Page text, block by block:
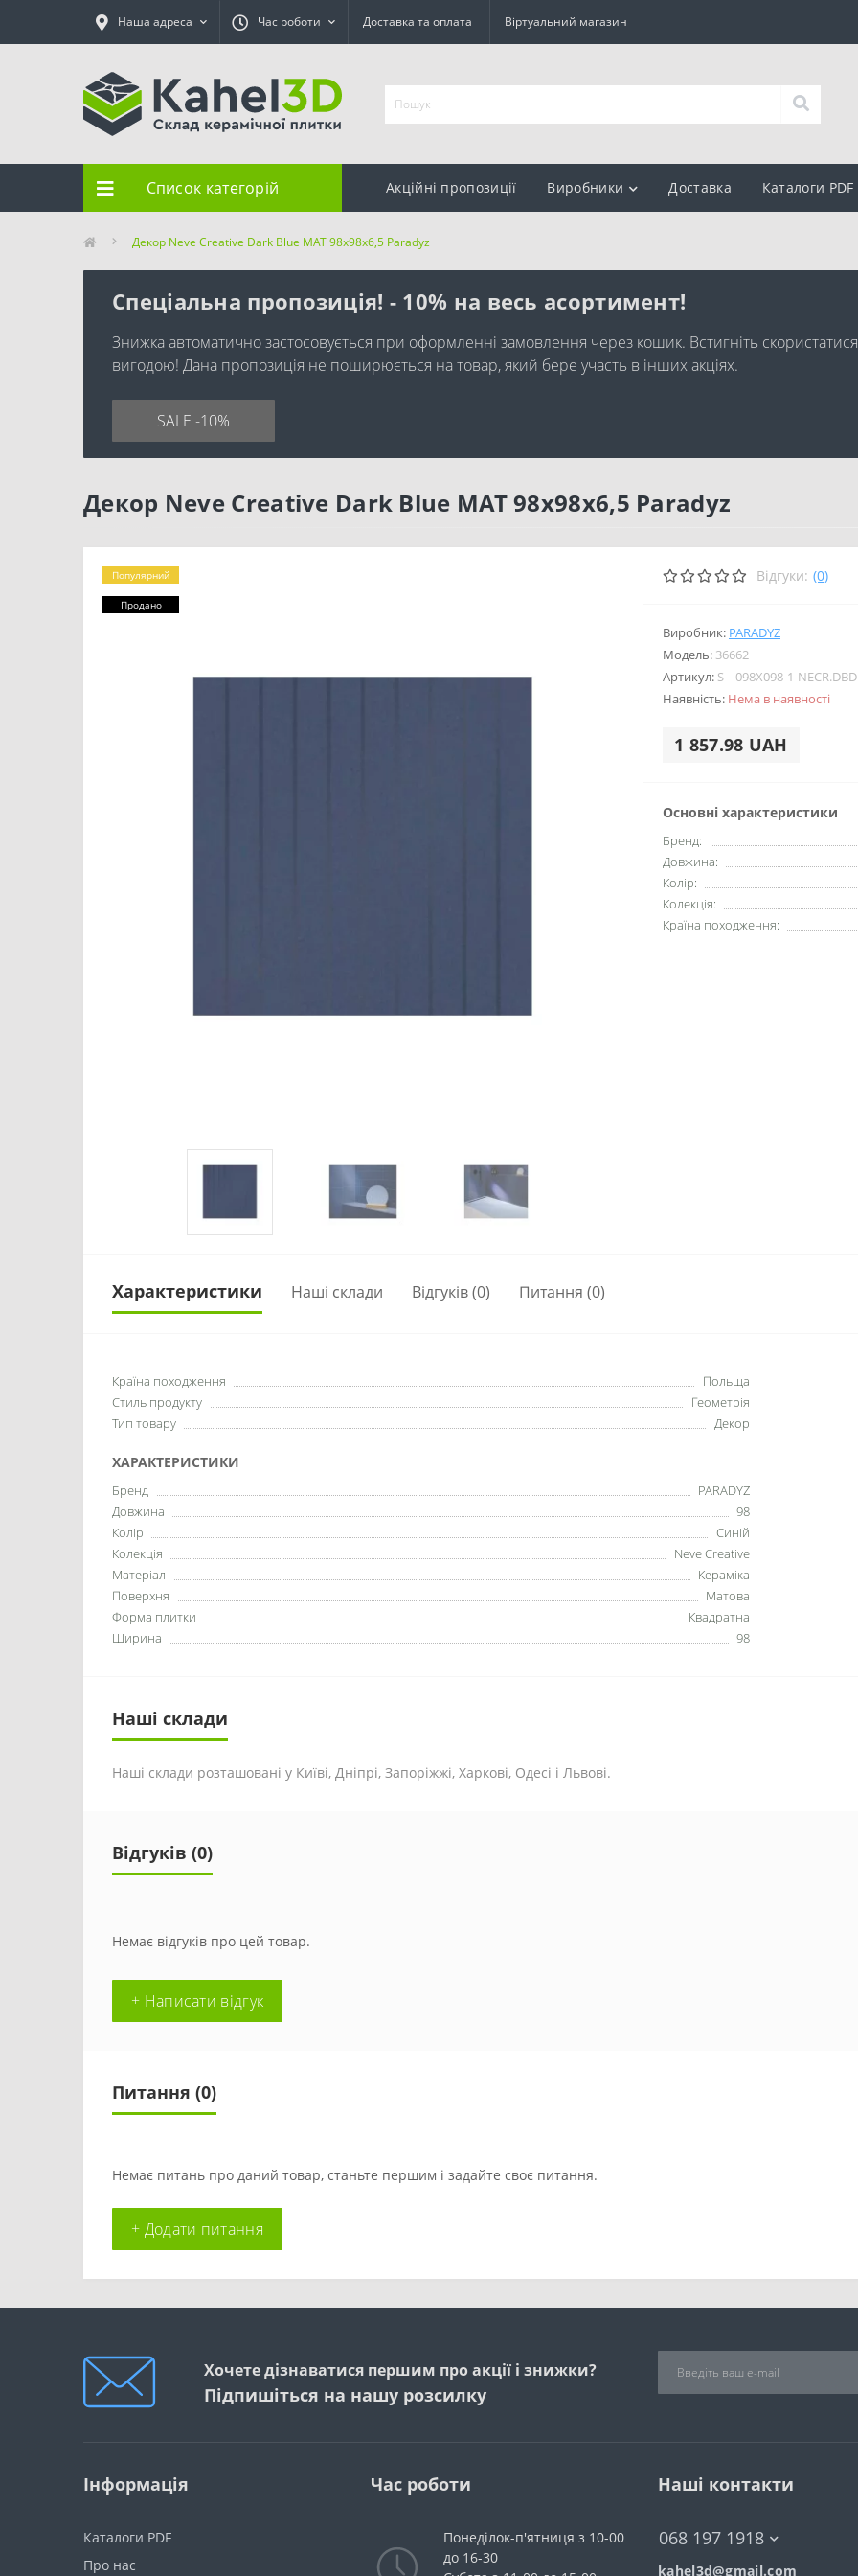
Наша адреса Час роботи Доставка та оплата Віртуальний магазин
Список категорій Акційні пропозиції Виробники Доставка Каталоги PDF
Декор Neve Creative Dark Blue MAT 98x98x6,5 Paradyz
Спеціальна пропозиція! - 10% на весь асортимент!
Знижка автоматично застосовується при оформленні замовлення через кошик. Встигніть скористатися
вигодою! Дана пропозиція не поширюється на товар, який бере участь в інших акціях.
SALE -10%
Декор Neve Creative Dark Blue MAT 98x98x6,5 Paradyz
Популярний
Продано
Відгуки: (0)
Виробник: PARADYZ
Модель: 36662
Артикул: S---098X098-1-
Наявність: Нема в наявності
1 857.98 UAH
Основні характеристики
Бренд:
Довжина:
Колір:
Колекція:
Країна походження:
Характеристики Наші склади Відгуків (0) Питання (0)
Країна походження
Польща
Стиль продукту
Геометрія
Тип товару
Декор
ХАРАКТЕРИСТИКИ
Бренд
PARADYZ
Довжина
98
Колір
Синій
Колекція
Neve Creative
Матеріал
Кераміка
Поверхня
Матова
Форма плитки
Квадратна
Ширина
98
Наші склади
Наші склади розташовані у Київі, Дніпрі, Запоріжжі, Харкові, Одесі і Львові.
Відгуків (0)
Немає відгуків про цей товар.
+ Написати відгук
Питання (0)
Немає питань про даний товар, станьте першим і задайте своє питання.
+ Додати питання
Хочете дізнаватися першим про акції і знижки?
Підпишіться на нашу розсилку
Інформація
Каталоги PDF
Про нас
Час роботи
Понеділок-п'ятниця з 10-00
до 16-30
Наші контакти
068 197 1918
kahel3d@gmail.com